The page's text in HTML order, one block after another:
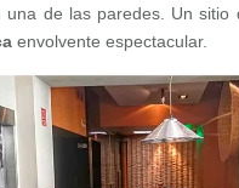
una de las paredes. Un sitio
envolvente espectacular.